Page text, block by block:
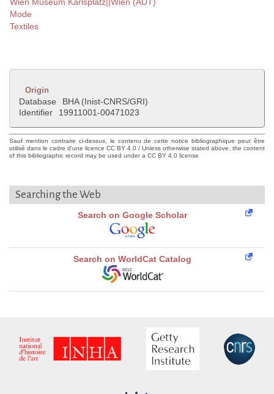
Wien Museum Karlsplatz||Wien (AUT)
Mode
Textiles
Origin
Database
BHA (Inist-CNRS/GRI)
Identifier
19911001-00471023
Sauf mention contraire ci-dessus, le contenu de cette notice bibliographique peut être
utilisé dans le cadre d'une licence CC BY 4.0 / Unless otherwise stated above, the content
of this bibliographic record may be used under a CC BY 4.0 license
Searching the Web
Search on Google Scholar
Search on WorldCat Catalog